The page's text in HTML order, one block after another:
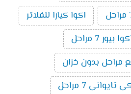
اكوا كيارا للفلاتر
بيور 7 مراحل
مراحل بدون خزان
7 مراحل